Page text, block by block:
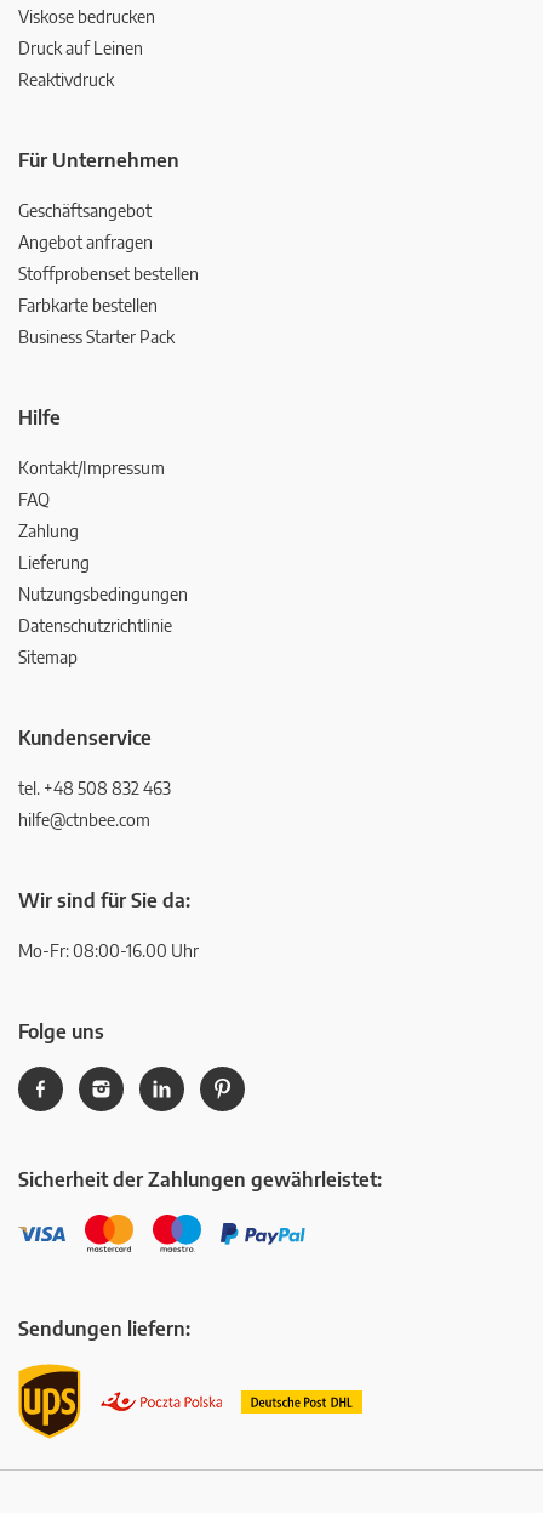
Viskose bedrucken
Druck auf Leinen
Reaktivdruck
Für Unternehmen
Geschäftsangebot
Angebot anfragen
Stoffprobenset bestellen
Farbkarte bestellen
Business Starter Pack
Hilfe
Kontakt/Impressum
FAQ
Zahlung
Lieferung
Nutzungsbedingungen
Datenschutzrichtlinie
Sitemap
Kundenservice
tel. +48 508 832 463
hilfe@ctnbee.com
Wir sind für Sie da:
Mo-Fr: 08:00-16.00 Uhr
Folge uns
Sicherheit der Zahlungen gewährleistet:
Sendungen liefern: